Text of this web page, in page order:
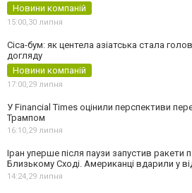
Новини компаній
15:00,30 липня
Cica-бум: як центела азіатська стала
догляду
Новини компаній
17:00,29 липня
У Financial Times оцінили перспективи
Трампом
16:10,29 липня
Іран уперше після паузи запустив ракети
Близькому Сході. Американці вдарили у
14:24,29 липня